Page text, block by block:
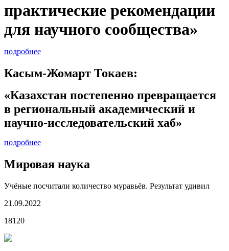
практические рекомендации
для научного сообщества»
подробнее
Касым-Жомарт Токаев:
«Казахстан постепенно превращается
в региональный академический и
научно-исследовательский хаб»
подробнее
Мировая наука
Учёные посчитали количество муравьёв. Результат удивил
21.09.2022
18120